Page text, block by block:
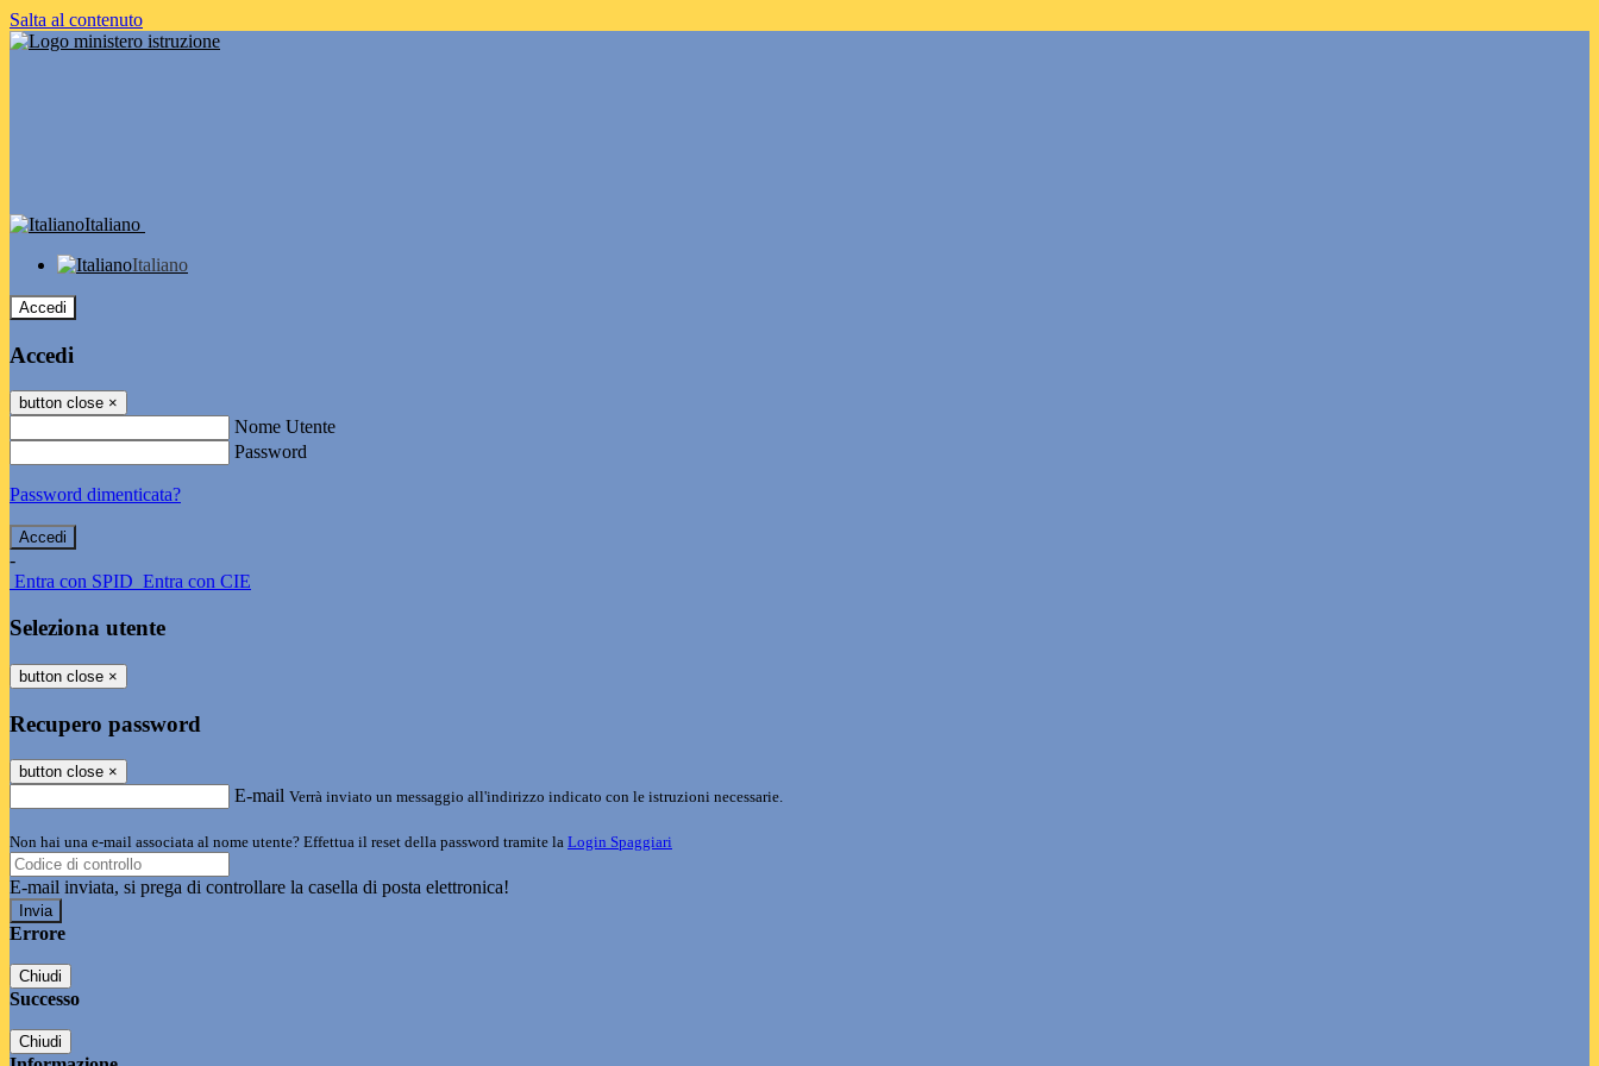
Salta al contenuto
Italiano
Italiano
Accedi
Accedi
button close ×
Nome Utente
Password
Password dimenticata?
-
Entra con SPID Entra con CIE
Seleziona utente
button close ×
Recupero password
button close ×
E-mail Verrà inviato un messaggio all'indirizzo indicato con le istruzioni necessarie.
Non hai una e-mail associata al nome utente? Effettua il reset della password tramite la Login Spaggiari
E-mail inviata, si prega di controllare la casella di posta elettronica!
Errore
Chiudi
Successo
Chiudi